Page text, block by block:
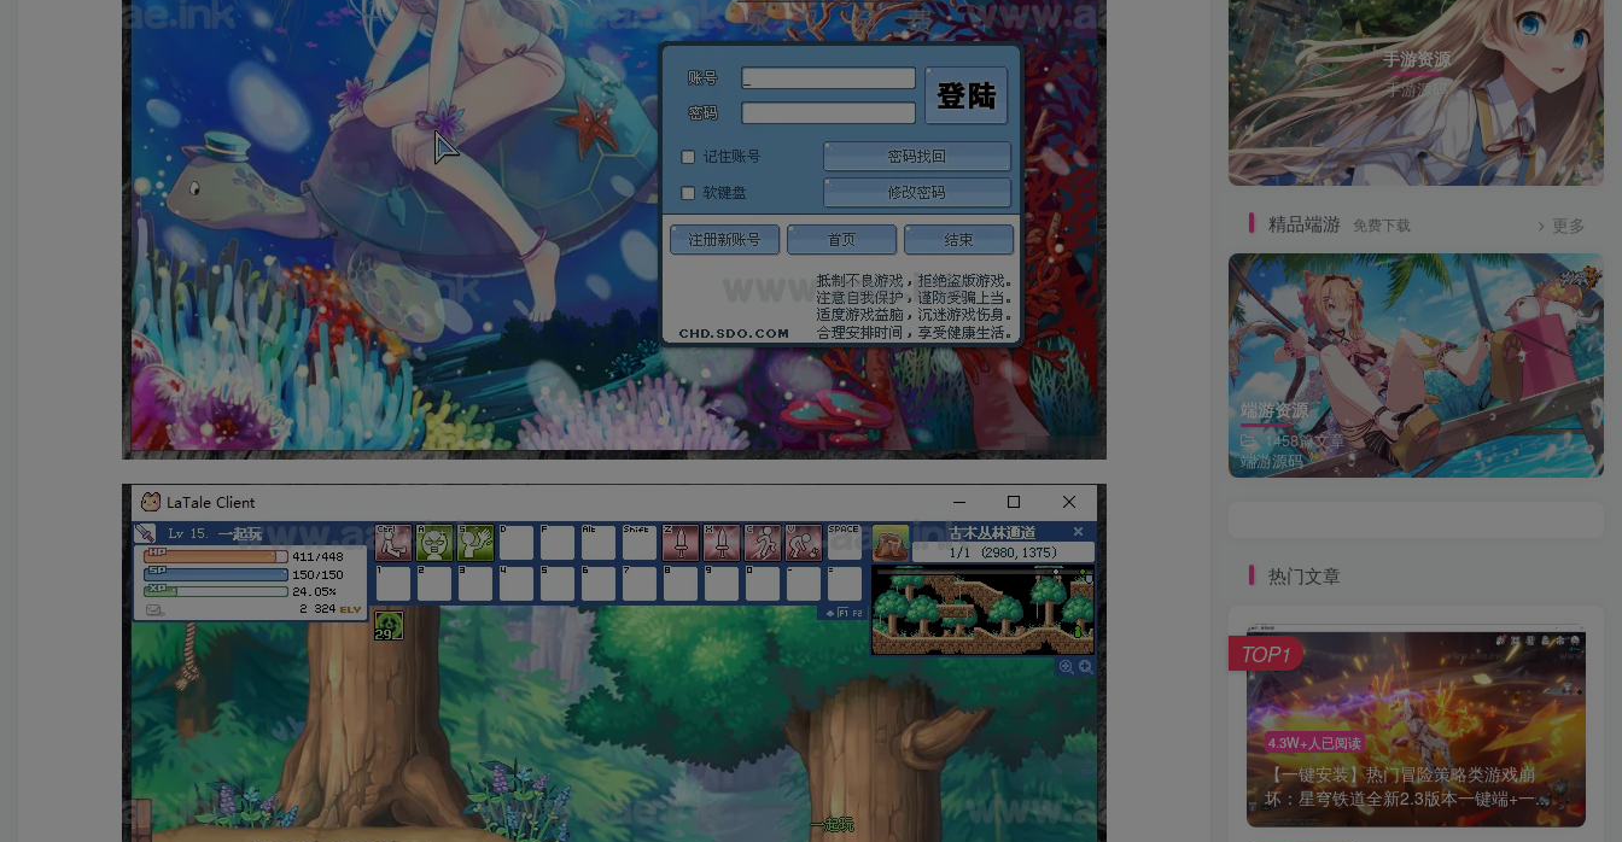
手游资源
手游源码
精品端游 免费下载 更多
端游资源
1458篇文章
端游源码
热门文章
4.3W+人已阅读
【一键安装】热门冒险策略类游戏崩
坏：星穹铁道全新2.3版本一键端+一...
TOP1